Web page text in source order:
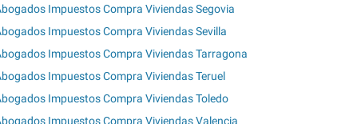
Impuestos Compra Viviendas Segovia
Impuestos Compra Viviendas Sevilla
Impuestos Compra Viviendas Tarragona
Impuestos Compra Viviendas Teruel
Impuestos Compra Viviendas Toledo
Impuestos Compra Viviendas Valencia